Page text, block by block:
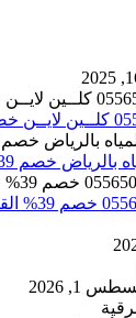
– تقارير معتمدة
1, 2026